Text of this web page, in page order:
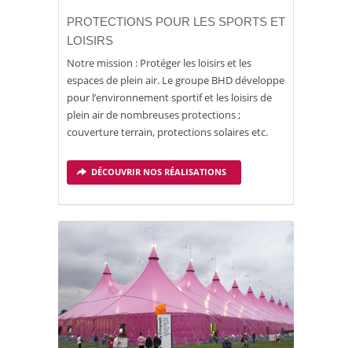
PROTECTIONS POUR LES SPORTS ET
LOISIRS
Notre mission : Protéger les loisirs et les
espaces de plein air. Le groupe BHD développe
pour l’environnement sportif et les loisirs de
plein air de nombreuses protections ;
couverture terrain, protections solaires etc.
DÉCOUVRIR NOS RÉALISATIONS